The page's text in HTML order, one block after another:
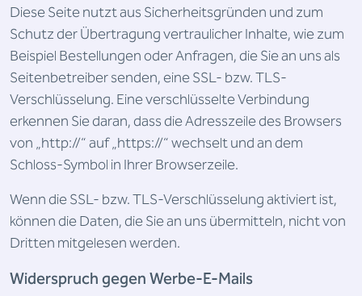
Diese Seite nutzt aus Sicherheitsgründen und zum
Schutz der Übertragung vertraulicher Inhalte, wie zum
Beispiel Bestellungen oder Anfragen, die Sie an uns als
Seitenbetreiber senden, eine SSL- bzw. TLS-
Verschlüsselung. Eine verschlüsselte Verbindung
erkennen Sie daran, dass die Adresszeile des Browsers
von „http://“ auf „https://“ wechselt und an dem
Schloss-Symbol in Ihrer Browserzeile.
Wenn die SSL- bzw. TLS-Verschlüsselung aktiviert ist,
können die Daten, die Sie an uns übermitteln, nicht von
Dritten mitgelesen werden.
Widerspruch gegen Werbe-E-Mails